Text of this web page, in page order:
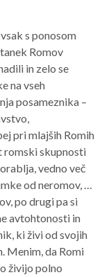
s ponosom
Romov
in zelo se
na vseh
posameznika –
pri mlajših Romih
romski skupnosti
vedno več
od neromov, …
po drugi pa si
avtohtonosti in
ki živi od svojih
Menim, da Romi
živijo polno